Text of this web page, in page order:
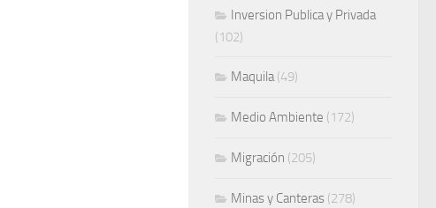
Inversion Publica y Privada
(102)
Maquila(49)
Medio Ambiente (172)
Migración (205)
Minas y Canteras (278)